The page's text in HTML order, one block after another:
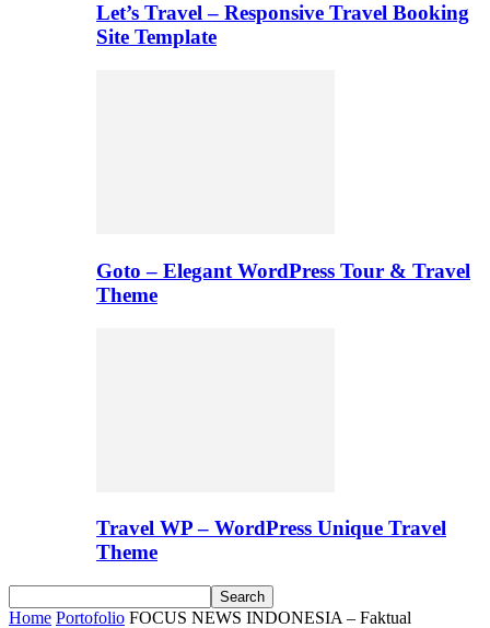
Let’s Travel – Responsive Travel Booking
Site Template
Goto – Elegant WordPress Tour & Travel
Theme
Travel WP – WordPress Unique Travel
Theme
Home Portofolio FOCUS NEWS INDONESIA – Faktual